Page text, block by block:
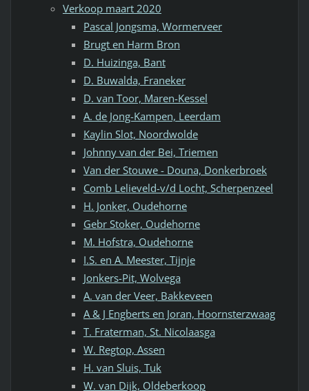
Verkoop maart 2020
Pascal Jongsma, Wormerveer
Brugt en Harm Bron
D. Huizinga, Bant
D. Buwalda, Franeker
D. van Toor, Maren-Kessel
A. de Jong-Kampen, Leerdam
Kaylin Slot, Noordwolde
Johnny van der Bei, Triemen
Van der Stouwe - Douna, Donkerbroek
Comb Lelieveld-v/d Locht, Scherpenzeel
H. Jonker, Oudehorne
Gebr Stoker, Oudehorne
M. Hofstra, Oudehorne
I.S. en A. Meester, Tijnje
Jonkers-Pit, Wolvega
A. van der Veer, Bakkeveen
A & J Engberts en Joran, Hoornsterzwaag
T. Fraterman, St. Nicolaasga
W. Regtop, Assen
H. van Sluis, Tuk
W. van Dijk, Oldeberkoop